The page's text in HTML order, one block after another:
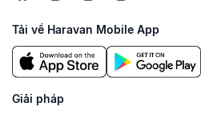
Tải về Haravan Mobile App
Giải pháp